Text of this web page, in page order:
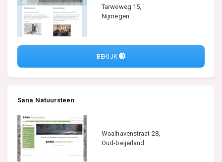
Tarweweg 15,
Nijmegen
BEKIJK
Sana Natuursteen
Waalhavenstraat 28,
Oud-beijerland